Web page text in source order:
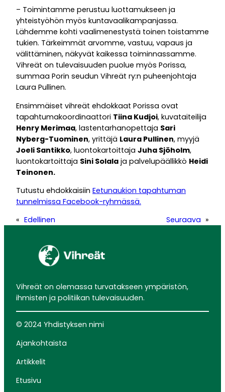
– Toimintamme perustuu luottamukseen ja
yhteistyöhön myös kuntavaalikampanjassa.
Lähdemme kohti vaalimenestystä toinen toistamme
tukien. Tärkeimmät arvomme, vastuu, vapaus ja
välittäminen, näkyvät kaikessa toiminnassamme.
Vihreät on tulevaisuuden puolue myös Porissa,
summaa Porin seudun Vihreät ry:n puheenjohtaja
Laura Pullinen.
Ensimmäiset vihreät ehdokkaat Porissa ovat
tapahtumakoordinaattori Tiina Kudjoi, kuvataiteilija
Henry Merimaa, lastentarhanopettaja Sari
Nyberg-Tuominen, yrittäjä Laura Pullinen, myyjä
Joeli Santikko, luontokartoittaja Juha Sjöholm,
luontokartoittaja Sini Solala ja palvelupäällikkö Heidi
Teinonen.
Tutustu ehdokkaisiin Eetunaukion tapahtuman
tunnelmissa Facebook-ryhmässä.
« Edellinen Seuraava »
Vihreät on olemassa turvatakseen ympäristön,
ihmisten ja politiikan tulevaisuuden.
© 2024 Yhdistyksen nimi
Ajankohtaista
Artikkelit
Etusivu